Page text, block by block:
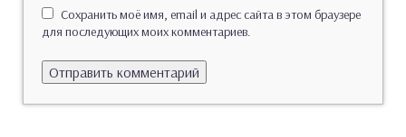
Сохранить моё имя, email и адрес сайта в этом браузере
для последующих моих комментариев.